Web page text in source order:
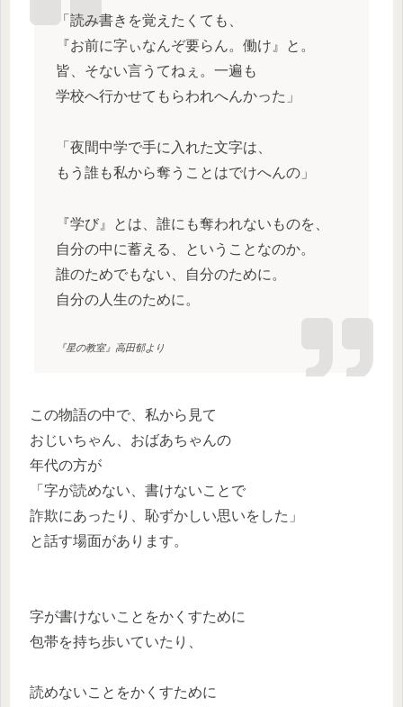
「読み書きを覚えたくても、
『お前に字ぃなんぞ要らん。働け』と。
皆、そない言うてねぇ。一遍も
学校へ行かせてもらわれへんかった」
「夜間中学で手に入れた文字は、
もう誰も私から奪うことはでけへんの」
『学び』とは、誰にも奪われないものを、
自分の中に蓄える、ということなのか。
誰のためでもない、自分のために。
自分の人生のために。
『星の教室』高田郁より
この物語の中で、私から見て
おじいちゃん、おばあちゃんの
年代の方が
「字が読めない、書けないことで
詐欺にあったり、恥ずかしい思いをした」
と話す場面があります。
字が書けないことをかくすために
包帯を持ち歩いていたり、
読めないことをかくすために